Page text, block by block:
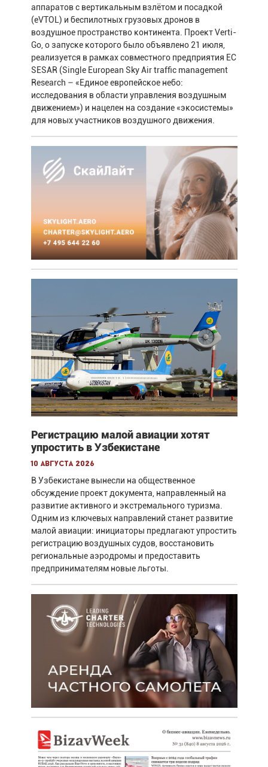
аппаратов с вертикальным взлётом и посадкой
(eVTOL) и беспилотных грузовых дронов в
воздушное пространство континента. Проект Verti-
Go, о запуске которого было объявлено 21 июля,
реализуется в рамках совместного предприятия ЕС
SESAR (Single European Sky Air traffic management
Research – «Единое европейское небо:
исследования в области управления воздушным
движением») и нацелен на создание «экосистемы»
для новых участников воздушного движения.
Регистрацию малой авиации хотят
упростить в Узбекистане
10 августа 2026
В Узбекистане вынесли на общественное
обсуждение проект документа, направленный на
развитие активного и экстремального туризма.
Одним из ключевых направлений станет развитие
малой авиации: инициаторы предлагают упростить
регистрацию воздушных судов, восстановить
региональные аэродромы и предоставить
предпринимателям новые льготы.